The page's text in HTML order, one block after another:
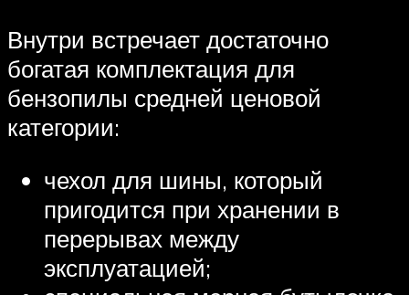
Внутри встречает достаточно
богатая комплектация для
бензопилы средней ценовой
категории:
чехол для шины, который
пригодится при хранении в
перерывах между
эксплуатацией;